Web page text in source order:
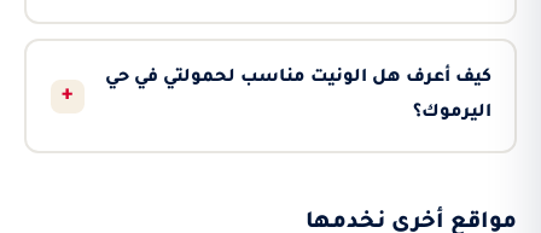
كيف أعرف هل الونيت مناسب لحمولتي في حي
اليرموك؟
+
مواقع أخرى نخدمها